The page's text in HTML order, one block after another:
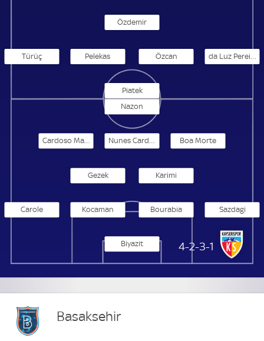
Özdemir
Türüç Pelekas Özcan da Luz Pereira
Piatek
Kayserispor
4-2-3-1
Biyazit
Sazdagi
Bourabia
Kocaman
Carole
Karimi
Gezek
Boa Morte
Nunes Cardoso
Cardoso Mané
Nazon
Basaksehir